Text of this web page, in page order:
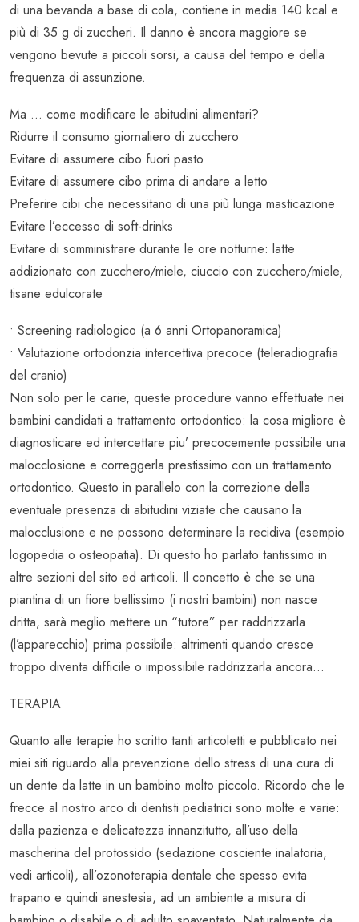
di una bevanda a base di cola, contiene in media 140 kcal e
più di 35 g di zuccheri. Il danno è ancora maggiore se
vengono bevute a piccoli sorsi, a causa del tempo e della
frequenza di assunzione.
Ma … come modificare le abitudini alimentari?
Ridurre il consumo giornaliero di zucchero
Evitare di assumere cibo fuori pasto
Evitare di assumere cibo prima di andare a letto
Preferire cibi che necessitano di una più lunga masticazione
Evitare l’eccesso di soft-drinks
Evitare di somministrare durante le ore notturne: latte
addizionato con zucchero/miele, ciuccio con zucchero/miele,
tisane edulcorate
• Screening radiologico (a 6 anni Ortopanoramica)
• Valutazione ortodonzia intercettiva precoce (teleradiografia
del cranio)
Non solo per le carie, queste procedure vanno effettuate nei
bambini candidati a trattamento ortodontico: la cosa migliore è
diagnosticare ed intercettare piu’ precocemente possibile una
malocclosione e correggerla prestissimo con un trattamento
ortodontico. Questo in parallelo con la correzione della
eventuale presenza di abitudini viziate che causano la
malocclusione e ne possono determinare la recidiva (esempio
logopedia o osteopatia). Di questo ho parlato tantissimo in
altre sezioni del sito ed articoli. Il concetto è che se una
piantina di un fiore bellissimo (i nostri bambini) non nasce
dritta, sarà meglio mettere un “tutore” per raddrizzarla
(l’apparecchio) prima possibile: altrimenti quando cresce
troppo diventa difficile o impossibile raddrizzarla ancora…
TERAPIA
Quanto alle terapie ho scritto tanti articoletti e pubblicato nei
miei siti riguardo alla prevenzione dello stress di una cura di
un dente da latte in un bambino molto piccolo. Ricordo che le
frecce al nostro arco di dentisti pediatrici sono molte e varie:
dalla pazienza e delicatezza innanzitutto, all’uso della
mascherina del protossido (sedazione cosciente inalatoria,
vedi articoli), all’ozonoterapia dentale che spesso evita
trapano e quindi anestesia, ad un ambiente a misura di